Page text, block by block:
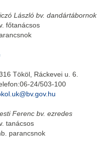
László bv. dandártábornok
főtanácsos
Tököl, Ráckevei u. 6.
24/503-100
Ferenc bv. ezredes
tanácsos
parancsnok